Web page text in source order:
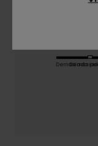
Demasiado